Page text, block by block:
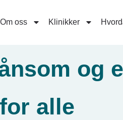
Om oss Klinikker
og
for alle